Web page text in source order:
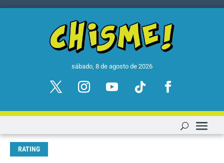
sábado, 8 de agosto de 2026
RATING